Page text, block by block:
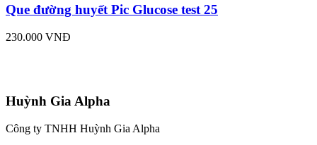
Que đường huyết Pic Glucose test 25
230.000 VNĐ
Huỳnh Gia Alpha
Công ty TNHH Huỳnh Gia Alpha